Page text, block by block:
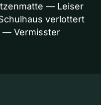
— Leiser
verlottert
— Vermisster